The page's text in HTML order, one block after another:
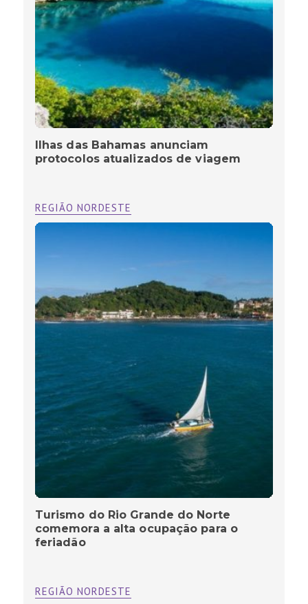
Ilhas das Bahamas anunciam
protocolos atualizados de viagem
REGIÃO NORDESTE
Turismo do Rio Grande do Norte
comemora a alta ocupação para o
feriadão
REGIÃO NORDESTE